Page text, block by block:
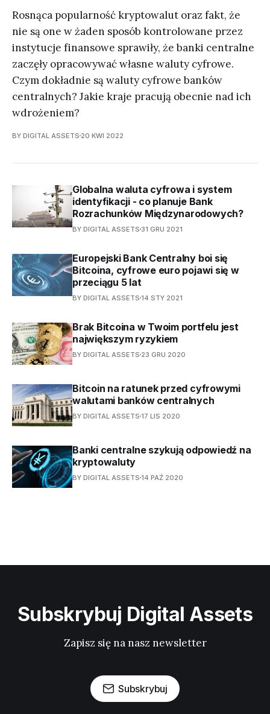
Rosnąca popularność kryptowalut oraz fakt, że
nie są one w żaden sposób kontrolowane przez
instytucje finansowe sprawiły, że banki centralne
zaczęły opracowywać własne waluty cyfrowe.
Czym dokładnie są waluty cyfrowe banków
centralnych? Jakie kraje pracują obecnie nad ich
wdrożeniem?
BY DIGITAL ASSETS 20 KWI 2022
Globalna waluta cyfrowa i system
identyfikacji - co planuje Bank
Rozrachunków Międzynarodowych?
BY DIGITAL ASSETS 31 GRU 2021
Europejski Bank Centralny boi się
Bitcoina, cyfrowe euro pojawi się w
przeciągu 5 lat
BY DIGITAL ASSETS 14 STY 2021
Brak Bitcoina w Twoim portfelu jest
największym ryzykiem
BY DIGITAL ASSETS 23 GRU 2020
Bitcoin na ratunek przed cyfrowymi
walutami banków centralnych
BY DIGITAL ASSETS 17 LIS 2020
Banki centralne szykują odpowiedź na
kryptowaluty
BY DIGITAL ASSETS 14 PAŹ 2020
Subskrybuj Digital Assets
Zapisz się na nasz newsletter
Subskrybuj